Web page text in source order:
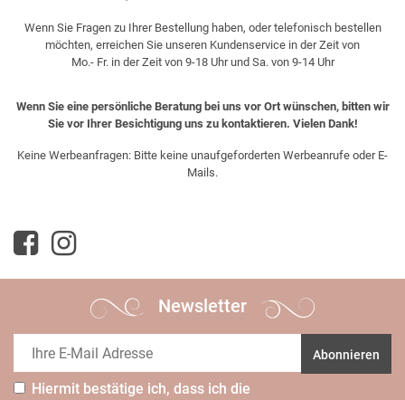
Wenn Sie Fragen zu Ihrer Bestellung haben, oder telefonisch bestellen
möchten, erreichen Sie unseren Kundenservice in der Zeit von
Mo.- Fr. in der Zeit von 9-18 Uhr und Sa. von 9-14 Uhr
Wenn Sie eine persönliche Beratung bei uns vor Ort wünschen, bitten wir
Sie vor Ihrer Besichtigung uns zu kontaktieren. Vielen Dank!
Keine Werbeanfragen: Bitte keine unaufgeforderten Werbeanrufe oder E-
Mails.
Newsletter
Abonnieren
Hiermit bestätige ich, dass ich die